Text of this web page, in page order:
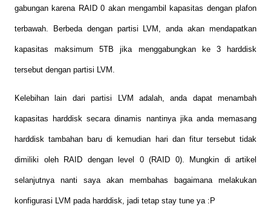
gabungan karena RAID 0 akan mengambil kapasitas dengan plafon
terbawah. Berbeda dengan partisi LVM, anda akan mendapatkan
kapasitas maksimum 5TB jika menggabungkan ke 3 harddisk
tersebut dengan partisi LVM.
Kelebihan lain dari partisi LVM adalah, anda dapat menambah
kapasitas harddisk secara dinamis nantinya jika anda memasang
harddisk tambahan baru di kemudian hari dan fitur tersebut tidak
dimiliki oleh RAID dengan level 0 (RAID 0). Mungkin di artikel
selanjutnya nanti saya akan membahas bagaimana melakukan
konfigurasi LVM pada harddisk, jadi tetap stay tune ya :P